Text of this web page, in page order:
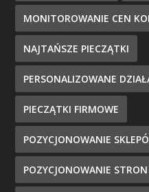
MONITOROWANIE CEN
NAJTAŃSZE PIECZĄTKI
PERSONALIZOWANE
PIECZĄTKI FIRMOWE
POZYCJONOWANIE
POZYCJONOWANIE